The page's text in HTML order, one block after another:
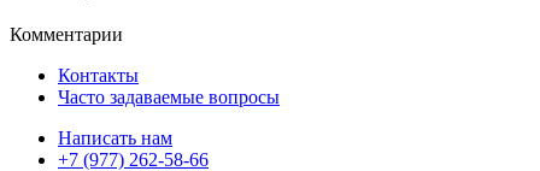
Комментарии
Контакты
Часто задаваемые вопросы
Написать нам
+7 (977) 262-58-66